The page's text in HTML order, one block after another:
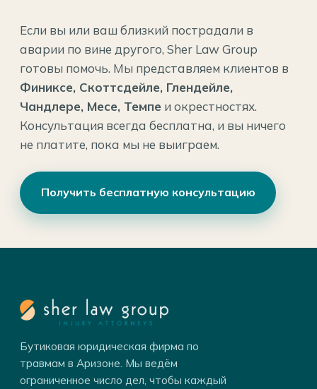
Если вы или ваш близкий пострадали в
аварии по вине другого, Sher Law Group
готовы помочь. Мы представляем клиентов в
Финиксе, Скоттсдейле, Глендейле,
Чандлере, Месе, Темпе и окрестностях.
Консультация всегда бесплатна, и вы ничего
не платите, пока мы не выиграем.
Получить бесплатную консультацию
Бутиковая юридическая фирма по
травмам в Аризоне. Мы ведём
ограниченное число дел, чтобы каждый